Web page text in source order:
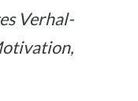
Ver­hal­